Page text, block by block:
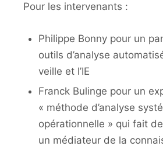
Pour les intervenants :
Philippe Bonny pour un
outils d’analyse
veille et l’IE
Franck Bulinge pour un
« méthode d’analyse
opérationnelle » qui fait de
un médiateur de la